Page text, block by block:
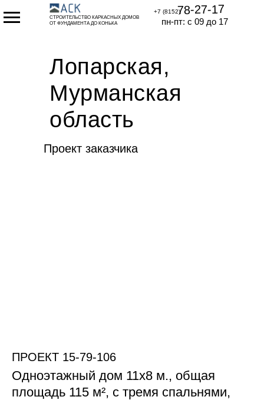
СТРОИТЕЛЬСТВО КАРКАСНЫХ ДОМОВ
ОТ ФУНДАМЕНТА ДО КОНЬКА
78-27-17
пн-пт: с 09 до 17
+7 (8152)
Лопарская,
Мурманская
область
Проект заказчика
ПРОЕКТ 15-79-106
Одноэтажный дом 11х8 м., общая
площадь 115 м², с тремя спальнями,